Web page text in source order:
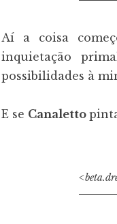
Aí a coisa
inquietação
possibilidades à
E se Canaletto